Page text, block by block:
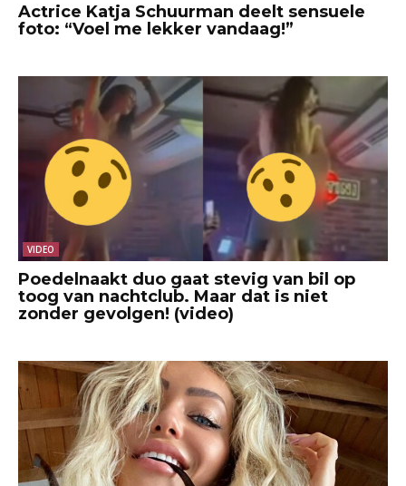
Actrice Katja Schuurman deelt sensuele
foto: “Voel me lekker vandaag!”
VIDEO
Poedelnaakt duo gaat stevig van bil op
toog van nachtclub. Maar dat is niet
zonder gevolgen! (video)